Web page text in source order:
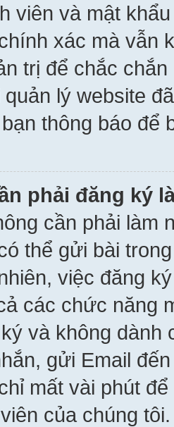
viên và mật
xác mà vẫn
trị để chắc
lý website
thông báo để
phải đăng ký
cần phải làm
thể gửi bài
việc đăng
các chức năng
và không
gửi Email
mất vài phút
của chúng tôi.